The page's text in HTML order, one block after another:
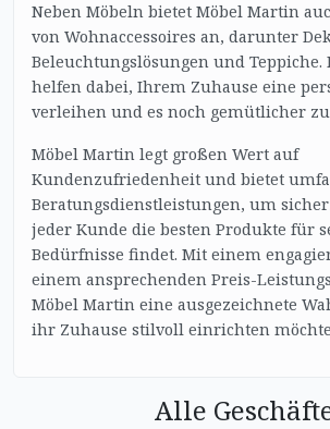
Neben Möbeln bietet Möbel Martin
von Wohnaccessoires an, darunter
Beleuchtungslösungen und Teppiche.
helfen dabei, Ihrem Zuhause eine
verleihen und es noch gemütlicher
Möbel Martin legt großen Wert auf
Kundenzufriedenheit und bietet
Beratungsdienstleistungen, um
jeder Kunde die besten Produkte für
Bedürfnisse findet. Mit einem
einem ansprechenden Preis-
Möbel Martin eine ausgezeichnete
ihr Zuhause stilvoll einrichten
Alle